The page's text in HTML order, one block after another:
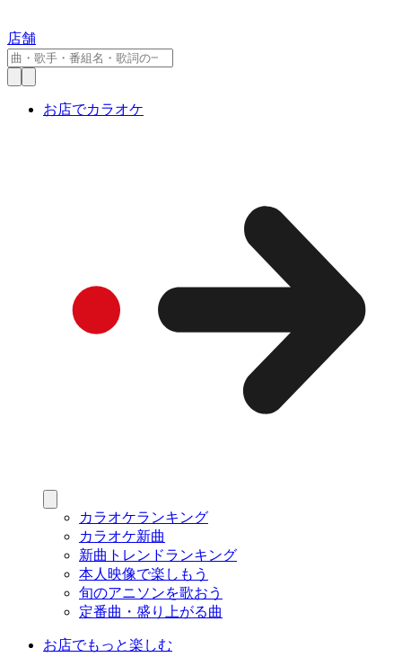
店舗
お店でカラオケ
カラオケランキング
カラオケ新曲
新曲トレンドランキング
本人映像で楽しもう
旬のアニソンを歌おう
定番曲・盛り上がる曲
お店でもっと楽しむ